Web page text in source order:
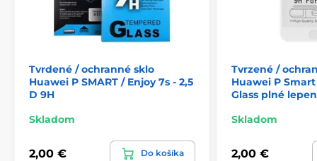
Tvrdené / ochranné sklo
Huawei P SMART / Enjoy 7s - 2,5
D 9H
Skladom
2,00 € Do košíka
Tvrzené /
Huawei P
Glass plné
Skladom
2,00 €